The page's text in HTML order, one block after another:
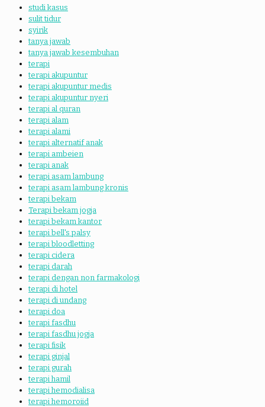
studi kasus
sulit tidur
syirik
tanya jawab
tanya jawab kesembuhan
terapi
terapi akupuntur
terapi akupuntur medis
terapi akupuntur nyeri
terapi al quran
terapi alam
terapi alami
terapi alternatif anak
terapi ambeien
terapi anak
terapi asam lambung
terapi asam lambung kronis
terapi bekam
Terapi bekam jogja
terapi bekam kantor
terapi bell's palsy
terapi bloodletting
terapi cidera
terapi darah
terapi dengan non farmakologi
terapi di hotel
terapi di undang
terapi doa
terapi fasdhu
terapi fasdhu jogja
terapi fisik
terapi ginjal
terapi gurah
terapi hamil
terapi hemodialisa
terapi hemoroiid